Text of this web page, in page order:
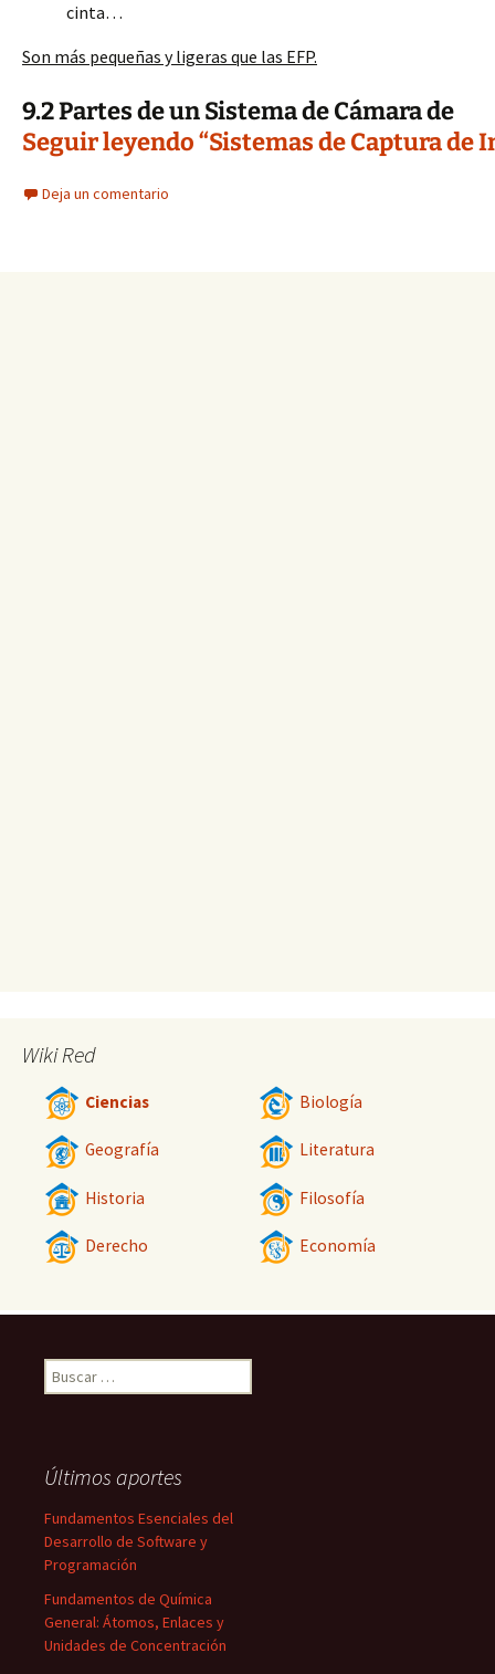
cinta…
Son más pequeñas y ligeras que las EFP.
9.2 Partes de un Sistema de Cámara de
Seguir leyendo “Sistemas de Captura
Deja un comentario
Wiki Red
Ciencias Biología
Geografía Literatura
Historia Filosofía
Derecho Economía
Buscar:
Últimos aportes
Fundamentos Esenciales del
Desarrollo de Software y
Programación
Fundamentos de Química
General: Átomos, Enlaces y
Unidades de Concentración